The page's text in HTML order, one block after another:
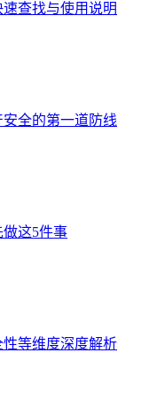
查找与使用说明
全的第一道防线
这5件事
等维度深度解析